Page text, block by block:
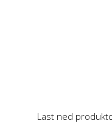
Last ned